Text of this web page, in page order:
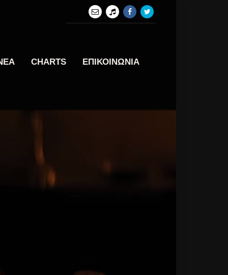
CHARTS ΕΠΙΚΟΙΝΩΝΙΑ